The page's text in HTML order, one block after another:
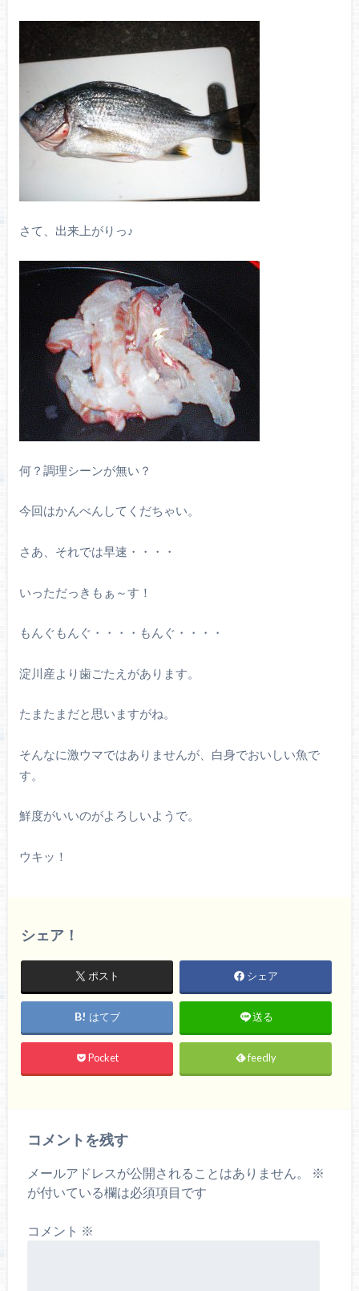
さて、出来上がりっ♪
何？調理シーンが無い？
今回はかんべんしてくだちゃい。
さあ、それでは早速・・・・
いっただっきもぁ～す！
もんぐもんぐ・・・・もんぐ・・・・
淀川産より歯ごたえがあります。
たまたまだと思いますがね。
そんなに激ウマではありませんが、白身でおいしい魚で
す。
鮮度がいいのがよろしいようで。
ウキッ！
シェア！
ポスト シェア
はてブ 送る
Pocket feedly
コメントを残す
メールアドレスが公開されることはありません。
※
が付いている欄は必須項目です
コメント ※